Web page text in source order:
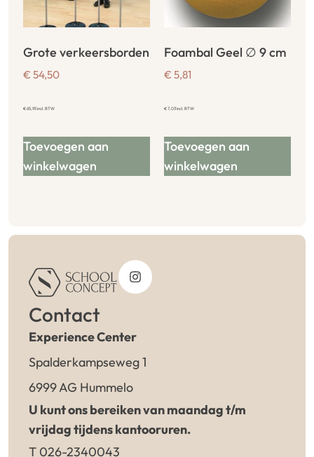
Grote verkeersborden
€ 54,50
€65,95incl. BTW
Toevoegen aan
winkelwagen
Foambal Geel ∅ 9 cm
€ 5,81
€7,03incl. BTW
Toevoegen aan
winkelwagen
Contact
Experience Center
Spalderkampseweg 1
6999 AG Hummelo
U kunt ons bereiken van maandag t/m
vrijdag tijdens kantooruren.
T 026-2340043